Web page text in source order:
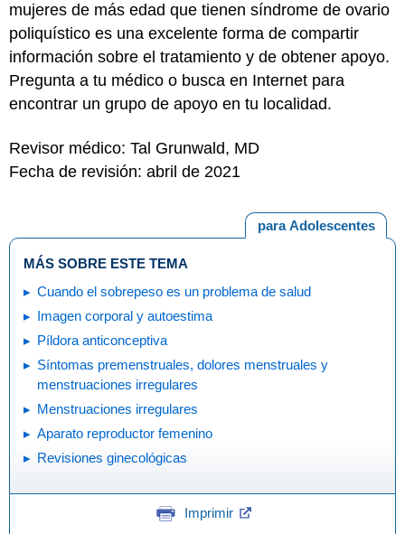
mujeres de más edad que tienen síndrome de ovario
poliquístico es una excelente forma de compartir
información sobre el tratamiento y de obtener apoyo.
Pregunta a tu médico o busca en Internet para
encontrar un grupo de apoyo en tu localidad.
Revisor médico: Tal Grunwald, MD
Fecha de revisión: abril de 2021
para Adolescentes
MÁS SOBRE ESTE TEMA
Cuando el sobrepeso es un problema de salud
Imagen corporal y autoestima
Píldora anticonceptiva
Síntomas premenstruales, dolores menstruales y
menstruaciones irregulares
Menstruaciones irregulares
Aparato reproductor femenino
Revisiones ginecológicas
Imprimir